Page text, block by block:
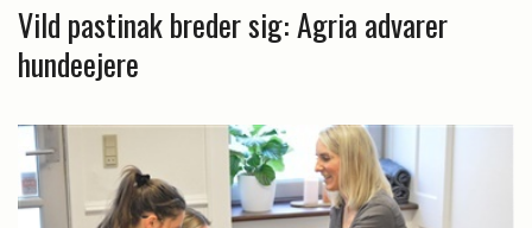
Vild pastinak breder sig: Agria advarer
hundeejere